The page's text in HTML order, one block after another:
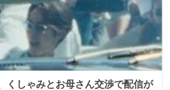
くしゃみとお母さん交渉で配信が